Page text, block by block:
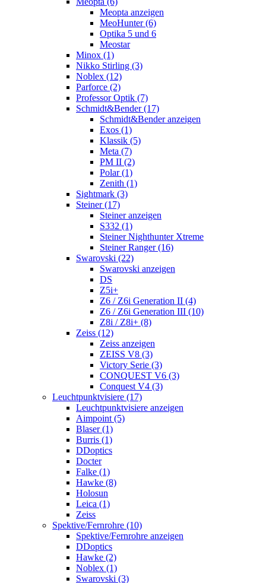
Meopta anzeigen
MeoHunter (6)
Optika 5 und 6
Meostar
Minox (1)
Nikko Stirling (3)
Noblex (12)
Parforce (2)
Professor Optik (7)
Schmidt&Bender (17)
Schmidt&Bender anzeigen
Exos (1)
Klassik (5)
Meta (7)
PM II (2)
Polar (1)
Zenith (1)
Sightmark (3)
Steiner (17)
Steiner anzeigen
S332 (1)
Steiner Nighthunter Xtreme
Steiner Ranger (16)
Swarovski (22)
Swarovski anzeigen
DS
Z5i+
Z6 / Z6i Generation II (4)
Z6 / Z6i Generation III (10)
Z8i / Z8i+ (8)
Zeiss (12)
Zeiss anzeigen
ZEISS V8 (3)
Victory Serie (3)
CONQUEST V6 (3)
Conquest V4 (3)
Leuchtpunktvisiere (17)
Leuchtpunktvisiere anzeigen
Aimpoint (5)
Blaser (1)
Burris (1)
DDoptics
Docter
Falke (1)
Hawke (8)
Holosun
Leica (1)
Zeiss
Spektive/Fernrohre (10)
Spektive/Fernrohre anzeigen
DDoptics
Hawke (2)
Noblex (1)
Swarovski (3)